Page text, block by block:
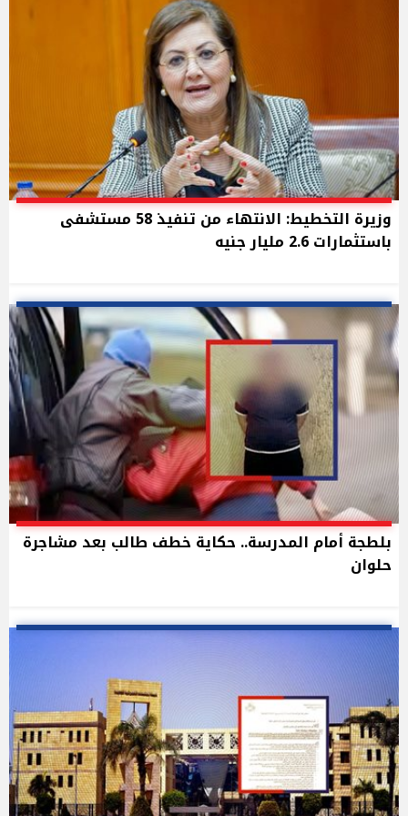
وزيرة التخطيط: الانتهاء من تنفيذ 58 مستشفى
باستثمارات 2.6 مليار جنيه
بلطجة أمام المدرسة.. حكاية خطف طالب بعد مشاجرة
حلوان